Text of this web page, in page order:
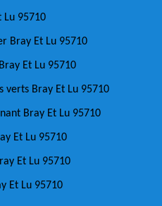
Lu 95710
Bray Et Lu 95710
Et Lu 95710
verts Bray Et Lu 95710
Bray Et Lu 95710
Et Lu 95710
Et Lu 95710
Et Lu 95710